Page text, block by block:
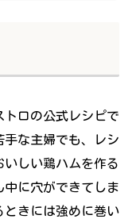
ロの公式レシピで
な主婦でも、レシ
しい鶏ハムを作る
中に穴ができてしま
ときには強めに巻い